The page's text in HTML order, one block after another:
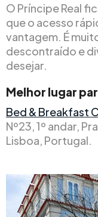
O Príncipe Real
que o acesso
vantagem. É
descontraído e
desejar.
Melhor lugar
Bed & Breakfast
Nº23, 1º andar,
Lisboa, Portugal.